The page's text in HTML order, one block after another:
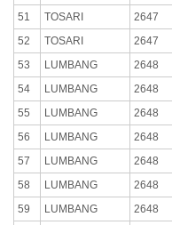
51
TOSARI 2647
52
TOSARI 2647
53
LUMBANG 2648
54
LUMBANG 2648
55
LUMBANG 2648
56
LUMBANG 2648
57
LUMBANG 2648
58
LUMBANG 2648
59
LUMBANG 2648